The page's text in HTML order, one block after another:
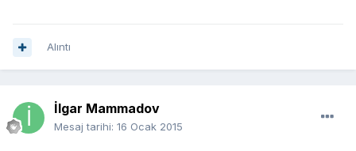
Alıntı
İlgar Mammadov
Mesaj tarihi: 16 Ocak 2015